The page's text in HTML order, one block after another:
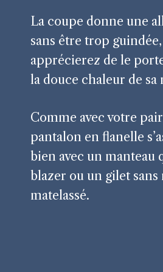
La coupe donne une
sans être trop guindée,
apprécierez de le
la douce chaleur de sa
Comme avec votre
pantalon en flanelle
bien avec un manteau
blazer ou un gilet sans
matelassé.